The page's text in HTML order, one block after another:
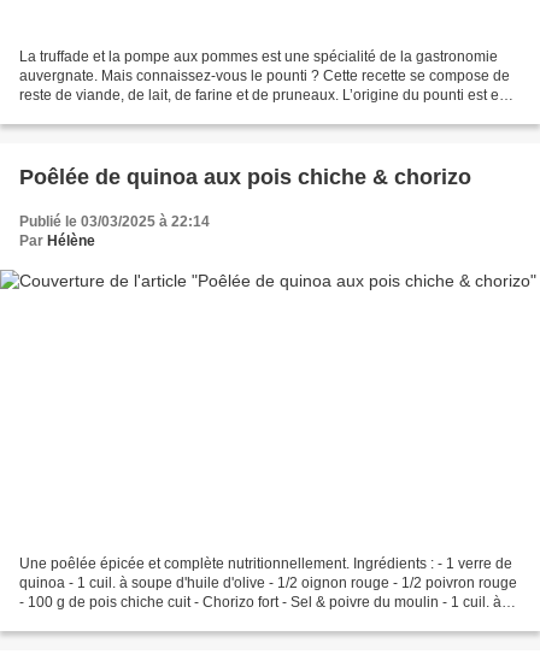
La truffade et la pompe aux pommes est une spécialité de la gastronomie
auvergnate. Mais connaissez-vous le pounti ? Cette recette se compose de
reste de viande, de lait, de farine et de pruneaux. L’origine du pounti est en
Poêlée de quinoa aux pois chiche & chorizo
Publié le 03/03/2025 à 22:14
Par Hélène
Une poêlée épicée et complète nutritionnellement. Ingrédients : - 1 verre de
quinoa - 1 cuil. à soupe d'huile d'olive - 1/2 oignon rouge - 1/2 poivron rouge
- 100 g de pois chiche cuit - Chorizo fort - Sel & poivre du moulin - 1 cuil. à